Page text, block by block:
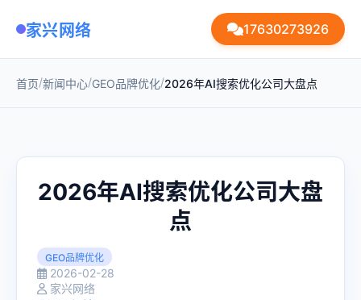
家兴网络 17630273926
首页/新闻中心/GEO品牌优化/2026年AI搜索优化公司大盘点
2026年AI搜索优化公司大盘
点
GEO品牌优化
2026-02-28
家兴网络